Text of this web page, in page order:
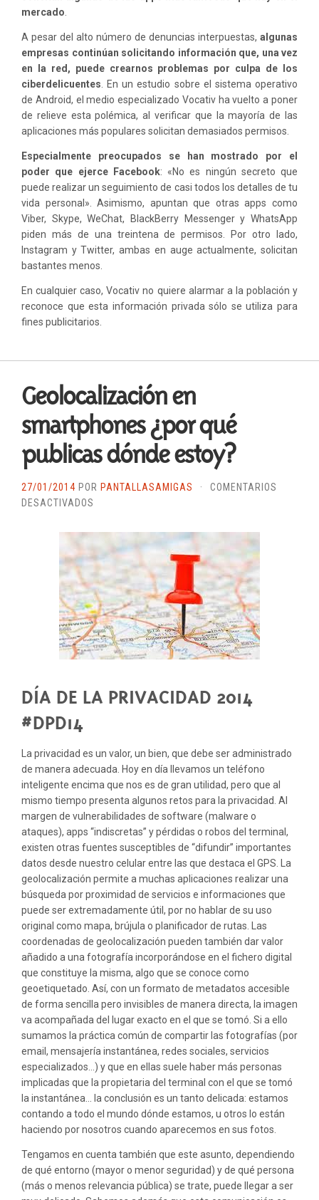
mercado
A pesar del alto número de denuncias interpuestas, algunas
empresas continúan solicitando información que, una vez
en la red, puede crearnos problemas por culpa de los
ciberdelicuentes . En un estudio sobre el sistema operativo
de Android, el medio especializado Vocativ ha vuelto a poner
de relieve esta polémica, al verificar que la mayoría de las
aplicaciones más populares solicitan demasiados permisos.
Especialmente preocupados se han mostrado por el
poder que ejerce Facebook: «No es ningún secreto que
puede realizar un seguimiento de casi todos los detalles de tu
vida personal». Asimismo, apuntan que otras apps como
Viber, Skype, WeChat, BlackBerry Messenger y WhatsApp
piden más de una treintena de permisos. Por otro lado,
Instagram y Twitter, ambas en auge actualmente, solicitan
bastantes menos.
En cualquier caso, Vocativ no quiere alarmar a la población y
reconoce que esta información privada sólo se utiliza para
fines publicitarios.
Geolocalización en
smartphones ¿por qué
publicas dónde estoy?
27/01/2014 POR PANTALLASAMIGAS ·
COMENTARIOS
DESACTIVADOS
EN
SMARTPHONES
¿POR
QUÉ
PUBLICAS
DÓNDE
ESTOY?
DÍA DE LA PRIVACIDAD 2014
#DPD14
La privacidad es un valor, un bien, que debe ser administrado
de manera adecuada. Hoy en día llevamos un teléfono
inteligente encima que nos es de gran utilidad, pero que al
mismo tiempo presenta algunos retos para la privacidad. Al
margen de vulnerabilidades de software (malware o
ataques), apps “indiscretas” y pérdidas o robos del terminal,
existen otras fuentes susceptibles de “difundir” importantes
datos desde nuestro celular entre las que destaca el GPS. La
geolocalización permite a muchas aplicaciones realizar una
búsqueda por proximidad de servicios e informaciones que
puede ser extremadamente útil, por no hablar de su uso
original como mapa, brújula o planificador de rutas. Las
coordenadas de geolocalización pueden también dar valor
añadido a una fotografía incorporándose en el fichero digital
que constituye la misma, algo que se conoce como
geoetiquetado. Así, con un formato de metadatos accesible
de forma sencilla pero invisibles de manera directa, la imagen
va acompañada del lugar exacto en el que se tomó. Si a ello
sumamos la práctica común de compartir las fotografías (por
email, mensajería instantánea, redes sociales, servicios
especializados…) y que en ellas suele haber más personas
implicadas que la propietaria del terminal con el que se tomó
la instantánea… la conclusión es un tanto delicada: estamos
contando a todo el mundo dónde estamos, u otros lo están
haciendo por nosotros cuando aparecemos en sus fotos.
Tengamos en cuenta también que este asunto, dependiendo
de qué entorno (mayor o menor seguridad) y de qué persona
(más o menos relevancia pública) se trate, puede llegar a ser